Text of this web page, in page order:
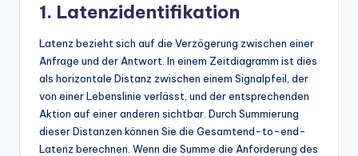
1. Latenzidentifikation
Latenz bezieht sich auf die Verzögerung zwischen einer
Anfrage und der Antwort. In einem Zeitdiagramm ist dies
als horizontale Distanz zwischen einem Signalpfeil, der
von einer Lebenslinie verlässt, und der entsprechenden
Aktion auf einer anderen sichtbar. Durch Summierung
dieser Distanzen können Sie die Gesamtend-to-end-
Latenz berechnen. Wenn die Summe die Anforderung des